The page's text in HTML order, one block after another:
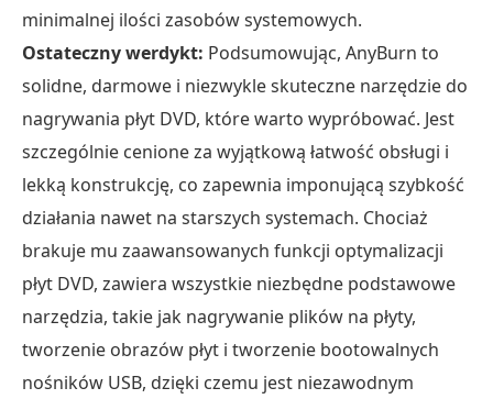
minimalnej ilości zasobów systemowych.
Ostateczny werdykt: Podsumowując, AnyBurn to
solidne, darmowe i niezwykle skuteczne narzędzie do
nagrywania płyt DVD, które warto wypróbować. Jest
szczególnie cenione za wyjątkową łatwość obsługi i
lekką konstrukcję, co zapewnia imponującą szybkość
działania nawet na starszych systemach. Chociaż
brakuje mu zaawansowanych funkcji optymalizacji
płyt DVD, zawiera wszystkie niezbędne podstawowe
narzędzia, takie jak nagrywanie plików na płyty,
tworzenie obrazów płyt i tworzenie bootowalnych
nośników USB, dzięki czemu jest niezawodnym